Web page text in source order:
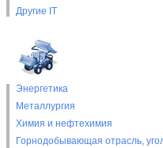
Другие IT
Энергетика
Металлургия
Химия и нефтехимия
Горнодобывающая отрасль,